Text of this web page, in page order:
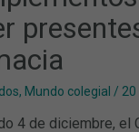
, Mundo colegial /
4 de diciembre,